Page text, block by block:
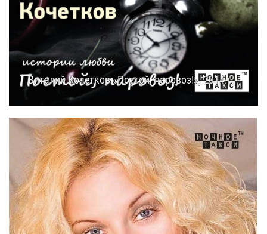
Виталий Кочетков «Постой, паровоз!», 2014 г.
14:00